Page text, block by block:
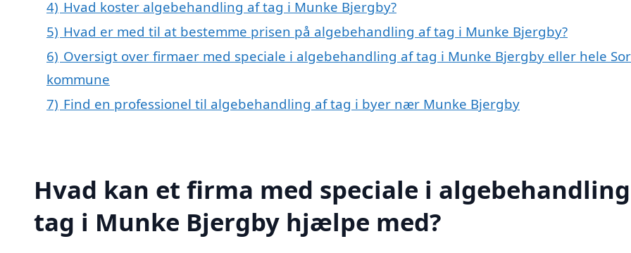
4) Hvad koster algebehandling af tag i Munke Bjergby?
5) Hvad er med til at bestemme prisen på algebehandling af tag i Munke Bjergby?
6) Oversigt over firmaer med speciale i algebehandling af tag i Munke Bjergby eller hele
kommune
7) Find en professionel til algebehandling af tag i byer nær Munke Bjergby
Hvad kan et firma med speciale i
tag i Munke Bjergby hjælpe med?